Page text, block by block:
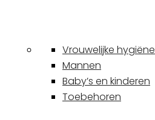
Vrouwelijke hygiëne
Mannen
Baby’s en kinderen
Toebehoren